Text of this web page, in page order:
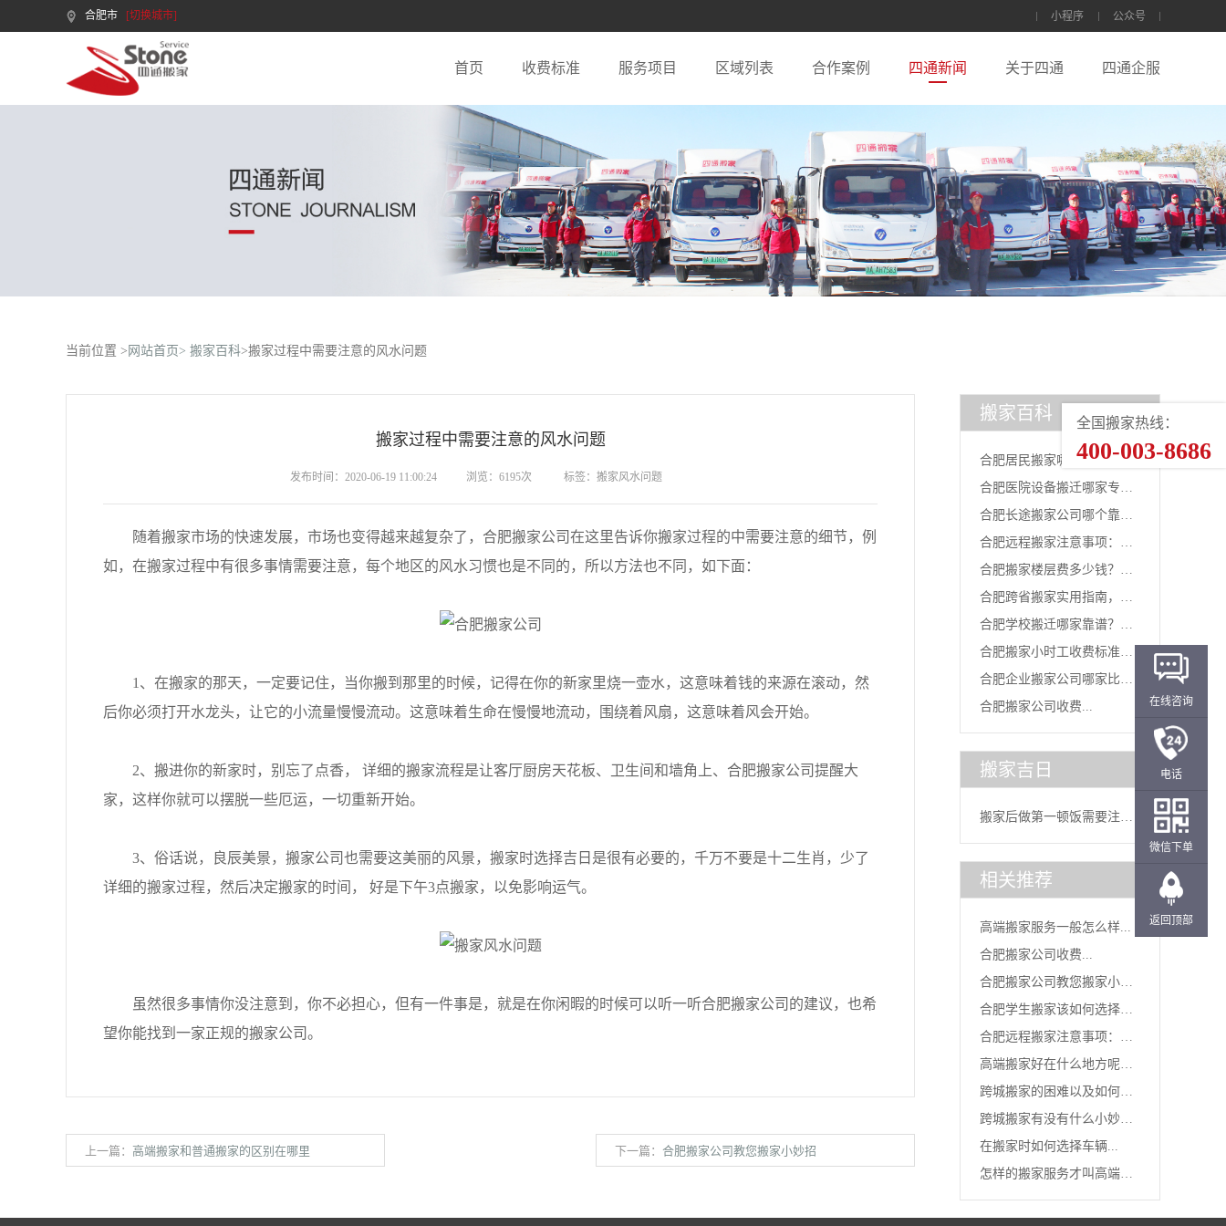
全国搬家热线：
400-003-8686
合肥市 [切换城市] 小程序 公众号
首页 收费标准 服务项目 区域列表 合作案例 四通新闻 关于四通 四通企服
当前位置 > 网站首页> 搬家百科>搬家过程中需要注意的风水问题
搬家过程中需要注意的风水问题
发布时间：2020-06-19 11:00:24 浏览：6195次 标签：搬家风水问题
随着搬家市场的快速发展，市场也变得越来越复杂了，合肥搬家公司在这里告诉你搬家过程的中需要注意的细节，例
如，在搬家过程中有很多事情需要注意，每个地区的风水习惯也是不同的，所以方法也不同，如下面：
1、在搬家的那天，一定要记住，当你搬到那里的时候，记得在你的新家里烧一壶水，这意味着钱的来源在滚动，然
后你必须打开水龙头，让它的小流量慢慢流动。这意味着生命在慢慢地流动，围绕着风扇，这意味着风会开始。
2、搬进你的新家时，别忘了点香， 详细的搬家流程是让客厅厨房天花板、卫生间和墙角上、合肥搬家公司提醒大
家，这样你就可以摆脱一些厄运，一切重新开始。
3、俗话说，良辰美景，搬家公司也需要这美丽的风景，搬家时选择吉日是很有必要的，千万不要是十二生肖，少了
详细的搬家过程，然后决定搬家的时间， 好是下午3点搬家，以免影响运气。
虽然很多事情你没注意到，你不必担心，但有一件事是，就是在你闲暇的时候可以听一听合肥搬家公司的建议，也希
望你能找到一家正规的搬家公司。
上一篇： 高端搬家和普通搬家的区别在哪里 下一篇： 合肥搬家公司教您搬家小妙招
搬家百科
合肥居民搬家哪家正规？4
合肥医院设备搬迁哪家专
合肥长途搬家公司哪个靠
合肥远程搬家注意事项：跨
合肥搬家楼层费多少钱？
合肥跨省搬家实用指南，轻
合肥学校搬迁哪家靠谱？四
合肥搬家小时工收费标准详
合肥企业搬家公司哪家比较
合肥搬家公司收费...
搬家吉日
搬家后做第一顿饭需要注意
相关推荐
高端搬家服务一般怎么样...
合肥搬家公司收费...
合肥搬家公司教您搬家小妙
合肥学生搬家该如何选择搬
合肥远程搬家注意事项：跨
高端搬家好在什么地方呢？
跨城搬家的困难以及如何解
跨城搬家有没有什么小妙招
在搬家时如何选择车辆...
怎样的搬家服务才叫高端搬
在线咨询
电话
微信下单
返回顶部